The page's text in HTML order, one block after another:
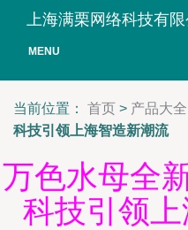
上海满栗网络科技有限
MENU
当前位置： 首页 > 产品大全
科技引领上海智造新潮流
万色水母全
科技引领